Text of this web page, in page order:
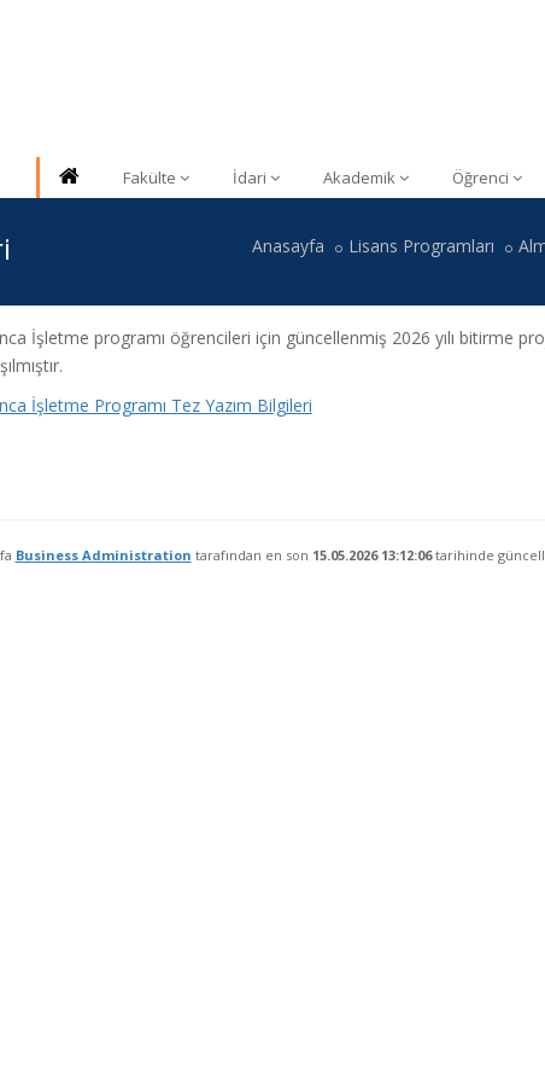
Fakülte İdari Akademik Öğrenci
Anasayfa Lisans Programları
İşletme programı öğrencileri için güncellenmiş 2026 yılı bitirme
İşletme Programı Tez Yazım Bilgileri
Business Administration tarafından en son 15.05.2026 13:12:06tarihinde